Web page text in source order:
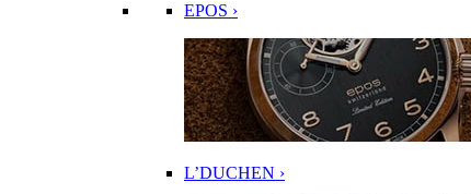
EPOS ›
L’DUCHEN ›